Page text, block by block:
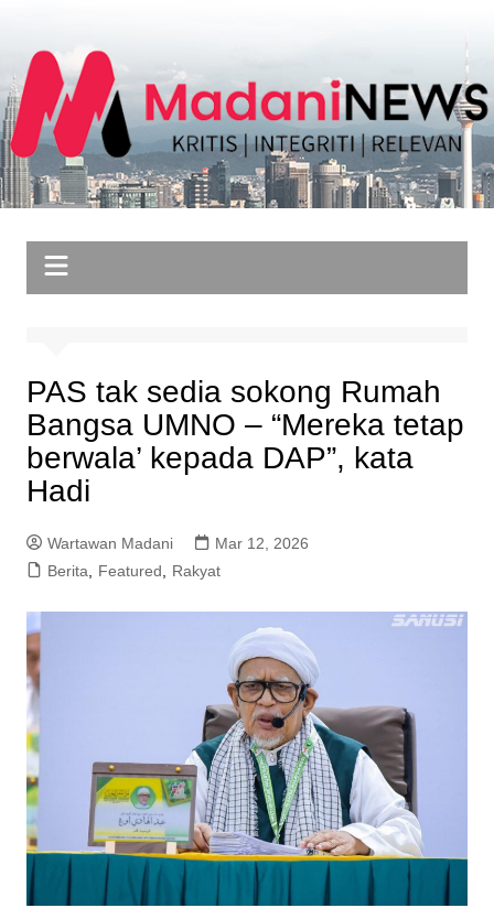
content
PAS tak sedia sokong Rumah
Bangsa UMNO – “Mereka tetap
berwala’ kepada DAP”, kata
Hadi
Wartawan Madani
Mar 12, 2026
Berita, Featured, Rakyat